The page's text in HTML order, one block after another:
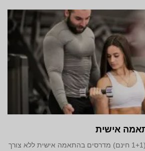
אישית
מדרסים מכבי 125 ש"ח (1+1 חינם) מדרסים בהתאמה אישית ללא צורך